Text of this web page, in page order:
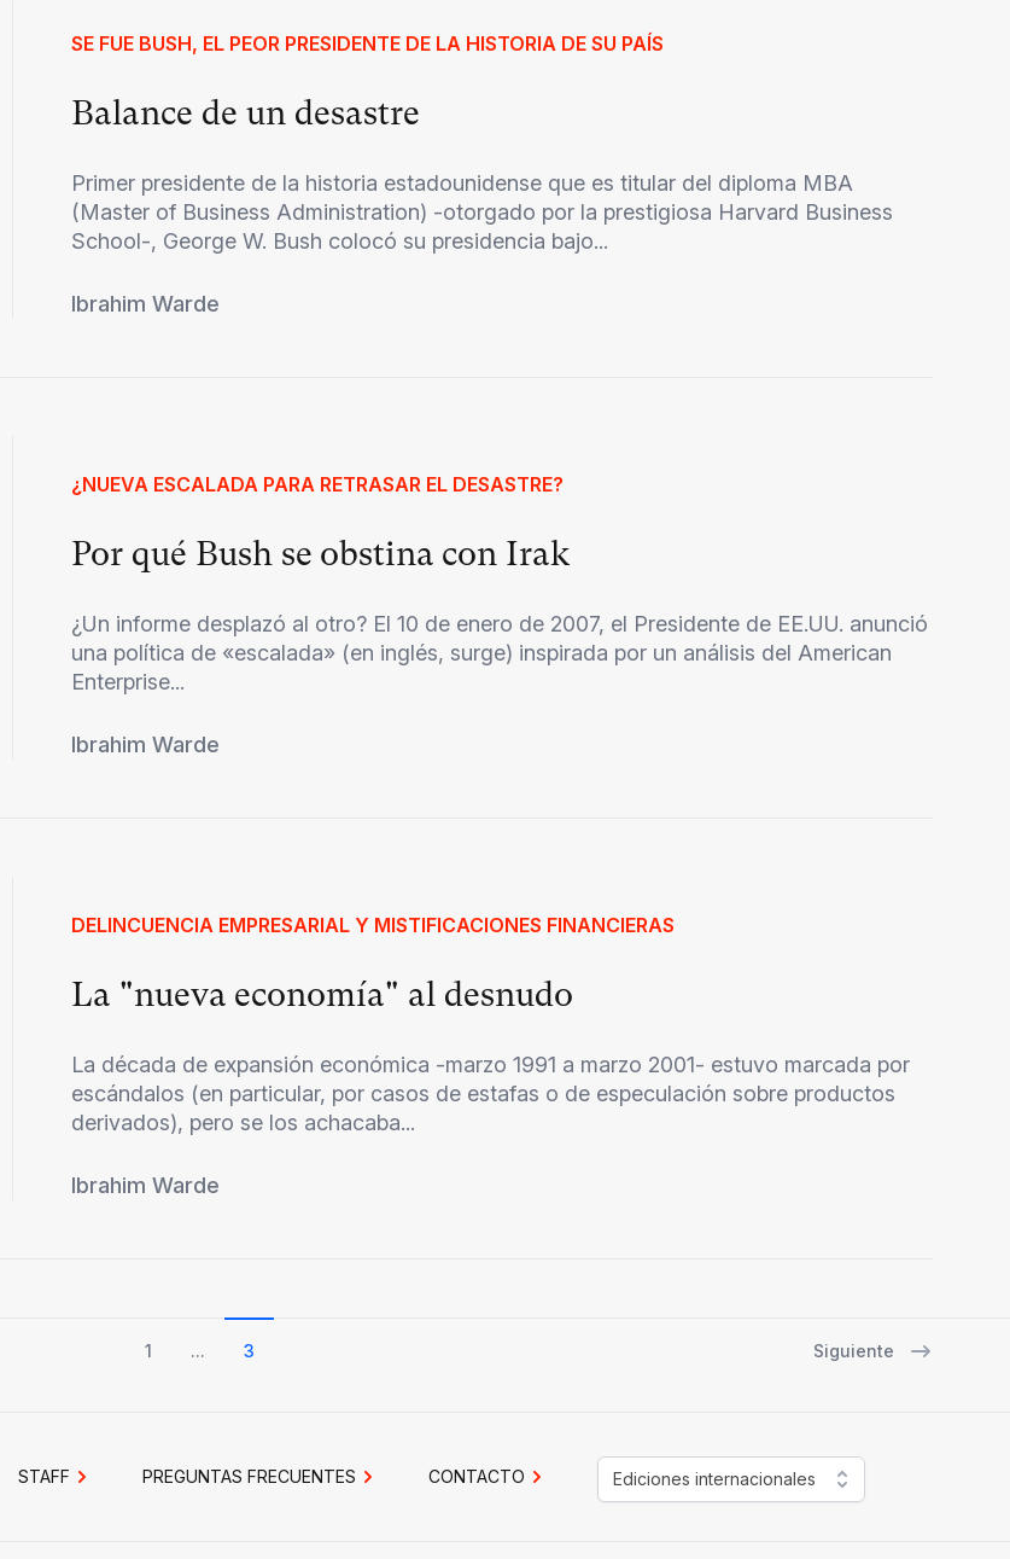
SE FUE BUSH, EL PEOR PRESIDENTE DE LA HISTORIA DE SU PAÍS
Balance de un desastre
Primer presidente de la historia estadounidense que es titular del diploma MBA
(Master of Business Administration) -otorgado por la prestigiosa Harvard Business
School-, George W. Bush colocó su presidencia bajo...
Ibrahim Warde
¿NUEVA ESCALADA PARA RETRASAR EL DESASTRE?
Por qué Bush se obstina con Irak
¿Un informe desplazó al otro? El 10 de enero de 2007, el Presidente de EE.UU. anunció
una política de «escalada» (en inglés, surge) inspirada por un análisis del American
Enterprise...
Ibrahim Warde
DELINCUENCIA EMPRESARIAL Y MISTIFICACIONES FINANCIERAS
La "nueva economía" al desnudo
La década de expansión económica -marzo 1991 a marzo 2001- estuvo marcada por
escándalos (en particular, por casos de estafas o de especulación sobre productos
derivados), pero se los achacaba...
Ibrahim Warde
1 ... 3 Siguiente
STAFF PREGUNTAS FRECUENTES CONTACTO Ediciones internacionales